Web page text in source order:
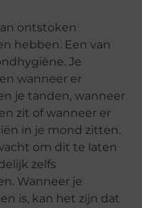
ontstoken
hebben. Een van
Je
wanneer er
je tanden, wanneer
zit of wanneer er
in je mond zitten.
om dit te laten
zelfs
Wanneer je
is, kan het zijn dat